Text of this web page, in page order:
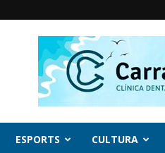
ESPORTS CULTURA